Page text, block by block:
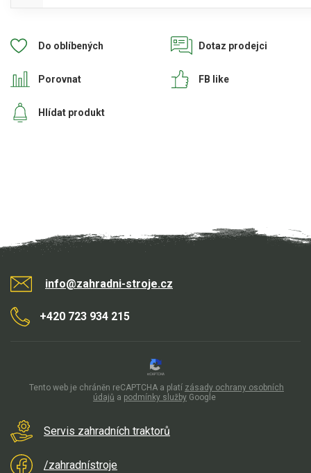
Do oblíbených
Porovnat
Dotaz prodejci
Hlídat produkt
FB like
info@zahradni-stroje.cz
+420 723 934 215
Servis zahradních traktorů
/zahradnístroje
Tento web je chráněn reCAPTCHA a platí zásady ochrany osobních
údajů a podmínky služby Google